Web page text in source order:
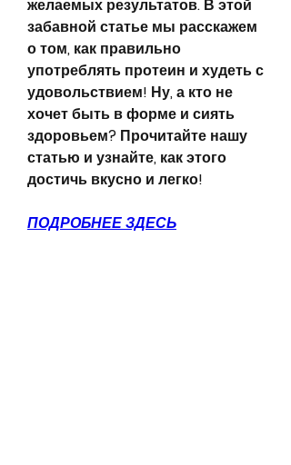
желаемых результатов. В этой
забавной статье мы расскажем
о том, как правильно
употреблять протеин и худеть с
удовольствием! Ну, а кто не
хочет быть в форме и сиять
здоровьем? Прочитайте нашу
статью и узнайте, как этого
достичь вкусно и легко!
ПОДРОБНЕЕ ЗДЕСЬ